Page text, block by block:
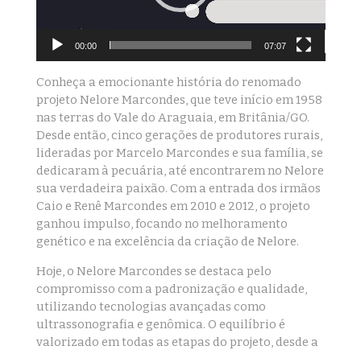
00:00 07:07
Conheça a emocionante história do renomado
projeto Nelore Marcondes, que teve início em 1958
nas terras do Vale do Araguaia, em Britânia/GO.
Desde então, cinco gerações de produtores rurais,
lideradas por Marcelo Marcondes e sua família, se
dedicaram à pecuária, até encontrarem no Nelore
sua verdadeira paixão. Com a entrada dos irmãos
Caio e Renê Marcondes em 2010 e 2012, o projeto
ganhou impulso, focando no melhoramento
genético e na excelência da criação de Nelore.
Hoje, o Nelore Marcondes se destaca pelo
compromisso com a padronização e qualidade,
utilizando tecnologias avançadas como
ultrassonografia e genômica. O equilíbrio é
valorizado em todas as etapas do projeto, desde a